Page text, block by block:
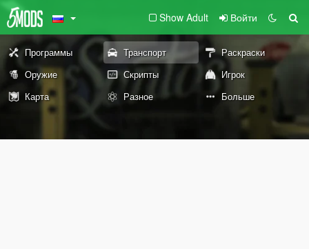
Show Adult Войти
Программы Транспорт
Раскраски
Оружие
Скрипты
Игрок
Карта
Разное Больше